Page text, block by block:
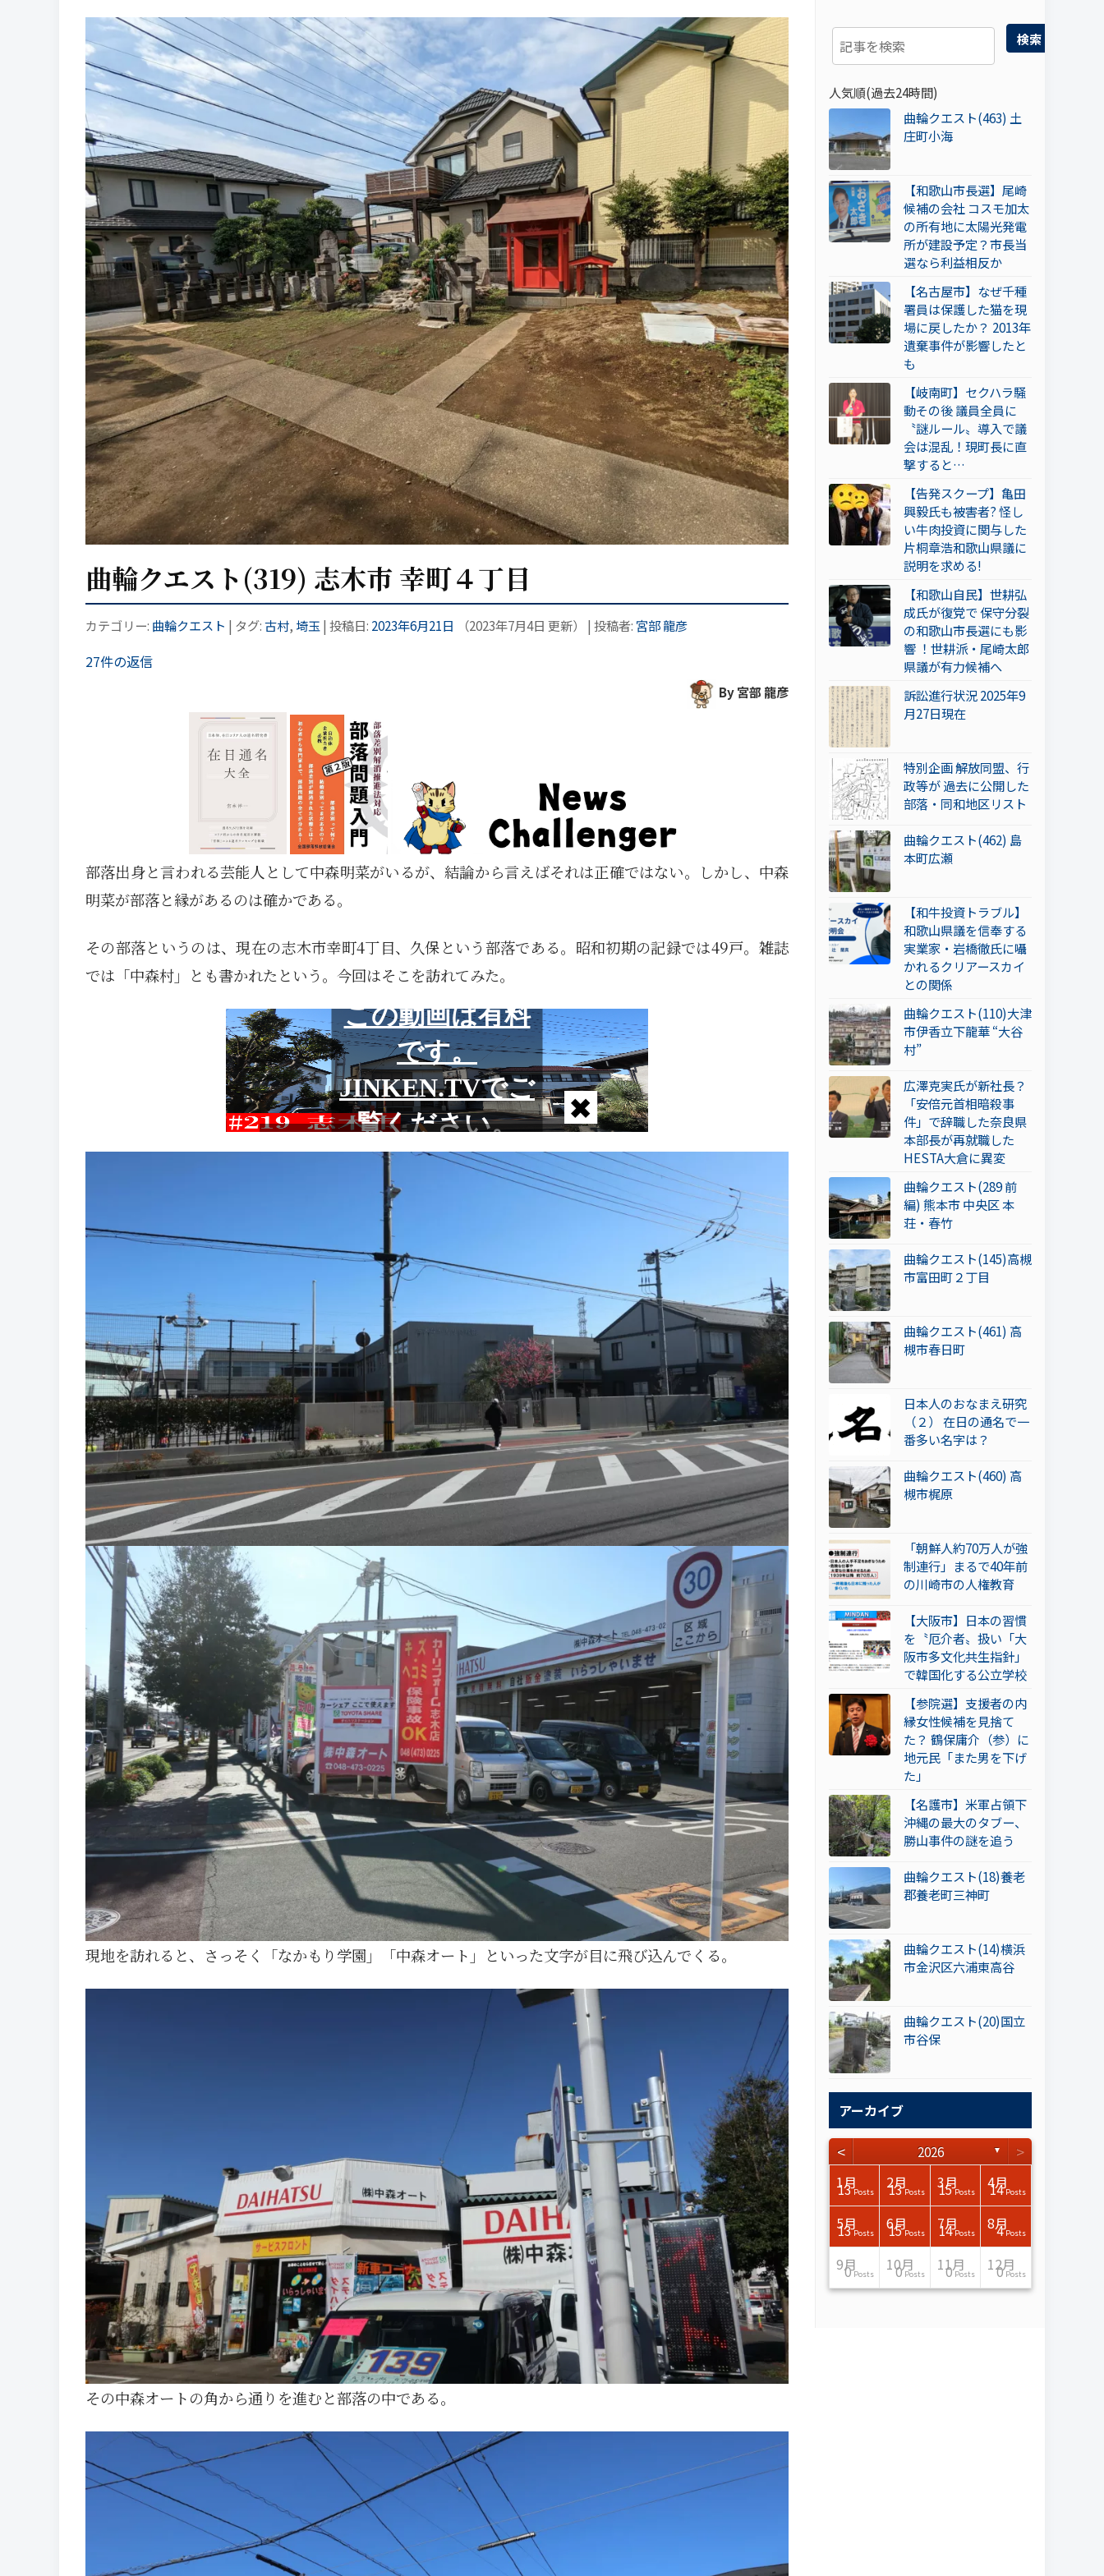
検索
人気順(過去24時間)
曲輪クエスト(463) 土
庄町小海
【和歌山市長選】尾崎
候補の会社 コスモ加太
の所有地に太陽光発電
所が建設予定？市長当
選なら利益相反か
【名古屋市】なぜ千種
署員は保護した猫を現
場に戻したか？ 2013年
遺棄事件が影響したと
も
【岐南町】セクハラ騒
動その後 議員全員に
〝謎ルール〟導入で議
会は混乱！現町長に直
撃すると…
【告発スクープ】亀田
興毅氏も被害者? 怪し
い牛肉投資に関与した
片桐章浩和歌山県議に
説明を求める!
【和歌山自民】世耕弘
成氏が復党で 保守分裂
の和歌山市長選にも影
響 ！世耕派・尾崎太郎
県議が有力候補へ
訴訟進行状況 2025年9
月27日現在
特別企画 解放同盟、行
政等が 過去に公開した
部落・同和地区リスト
曲輪クエスト(462) 島
本町広瀬
【和牛投資トラブル】
和歌山県議を信奉する
実業家・岩橋徹氏に囁
かれるクリアースカイ
との関係
曲輪クエスト(110)大津
市伊香立下龍華 “大谷
村”
広澤克実氏が新社長？
「安倍元首相暗殺事
件」で辞職した奈良県
本部長が再就職した
HESTA大倉に異変
曲輪クエスト(289 前
編) 熊本市 中央区 本
荘・春竹
曲輪クエスト(145)高槻
市富田町２丁目
曲輪クエスト(461) 高
槻市春日町
日本人のおなまえ研究
（２） 在日の通名で一
番多い名字は？
曲輪クエスト(460) 高
槻市梶原
「朝鮮人約70万人が強
制連行」まるで40年前
の川崎市の人権教育
【大阪市】日本の習慣
を〝厄介者〟扱い「大
阪市多文化共生指針」
で韓国化する公立学校
【参院選】支援者の内
縁女性候補を見捨て
た？ 鶴保庸介（参）に
地元民「また男を下げ
た」
【名護市】米軍占領下
沖縄の最大のタブー、
勝山事件の謎を追う
曲輪クエスト(18)養老
郡養老町三神町
曲輪クエスト(14)横浜
市金沢区六浦東高谷
曲輪クエスト(20)国立
市谷保
アーカイブ
< 2026 ▼ >
1月
13 Posts
2月
13 Posts
3月
15 Posts
4月
14 Posts
5月
13 Posts
6月
15 Posts
7月
14 Posts
8月
4 Posts
9月
0 Posts
10月
0 Posts
11月
0 Posts
12月
0 Posts
1月
13 Posts
2月
13 Posts
3月
15 Posts
4月
5月
12 Posts
6月
13 Posts
7月
15 Posts
8月
9月
15 Posts
10月
15 Posts
11月
13 Posts
12月
1月
12 Posts
2月
12 Posts
3月
17 Posts
4月
5月
14 Posts
6月
13 Posts
7月
16 Posts
8月
9月
13 Posts
10月
19 Posts
11月
16 Posts
12月
1月
13 Posts
2月
14 Posts
3月
17 Posts
4月
5月
11 Posts
6月
14 Posts
7月
13 Posts
8月
9月
16 Posts
10月
16 Posts
11月
13 Posts
12月
1月
11 Posts
2月
12 Posts
3月
14 Posts
4月
5月
12 Posts
6月
14 Posts
7月
16 Posts
8月
9月
16 Posts
10月
13 Posts
11月
13 Posts
12月
1月
11 Posts
2月
14 Posts
3月
14 Posts
4月
5月
14 Posts
6月
15 Posts
7月
15 Posts
8月
9月
14 Posts
10月
17 Posts
11月
13 Posts
12月
1月
12 Posts
2月
13 Posts
3月
15 Posts
4月
5月
12 Posts
6月
9 Posts
7月
12 Posts
8月
9月
13 Posts
10月
12 Posts
11月
13 Posts
12月
1月
11 Posts
2月
12 Posts
3月
14 Posts
4月
5月
11 Posts
6月
12 Posts
7月
15 Posts
8月
9月
12 Posts
10月
13 Posts
11月
14 Posts
12月
1月
10 Posts
2月
12 Posts
3月
12 Posts
4月
5月
11 Posts
6月
13 Posts
7月
13 Posts
8月
9月
12 Posts
10月
14 Posts
11月
13 Posts
12月
1月
9 Posts
2月
11 Posts
3月
14 Posts
4月
5月
11 Posts
6月
13 Posts
7月
13 Posts
8月
9月
13 Posts
10月
13 Posts
11月
13 Posts
12月
1月
11 Posts
2月
13 Posts
3月
15 Posts
4月
5月
7 Posts
6月
12 Posts
7月
13 Posts
8月
9月
12 Posts
10月
11 Posts
11月
13 Posts
12月
1月
0 Posts
2月
0 Posts
3月
1 Post
4月
5月
0 Posts
6月
0 Posts
7月
0 Posts
8月
9月
0 Posts
10月
0 Posts
11月
4 Posts
12月
1月
0 Posts
2月
2 Posts
3月
0 Posts
4月
5月
0 Posts
6月
1 Post
7月
0 Posts
8月
9月
0 Posts
10月
1 Post
11月
0 Posts
12月
1月
0 Posts
2月
1 Post
3月
0 Posts
4月
5月
2 Posts
6月
0 Posts
7月
0 Posts
8月
9月
4 Posts
10月
0 Posts
11月
1 Post
12月
1月
1 Post
2月
3 Posts
3月
3 Posts
4月
5月
2 Posts
6月
2 Posts
7月
2 Posts
8月
9月
1 Post
10月
7 Posts
11月
2 Posts
12月
1月
0 Posts
2月
0 Posts
3月
0 Posts
4月
5月
0 Posts
6月
0 Posts
7月
0 Posts
8月
9月
2 Posts
10月
2 Posts
11月
6 Posts
12月
1月
0 Posts
2月
0 Posts
3月
0 Posts
4月
5月
0 Posts
6月
0 Posts
7月
0 Posts
8月
9月
1 Post
10月
0 Posts
11月
0 Posts
12月
曲輪クエスト(319) 志木市 幸町４丁目
カテゴリー: 曲輪クエスト | タグ:古村, 埼玉 | 投稿日: 2023年6月21日 （2023年7月4日 更新） | 投稿者: 宮部 龍彦
27件の返信
By 宮部 龍彦
部落出身と言われる芸能人として中森明菜がいるが、結論から言えばそれは正確ではない。しかし、中森
明菜が部落と縁があるのは確かである。
その部落というのは、現在の志木市幸町4丁目、久保という部落である。昭和初期の記録では49戸。雑誌
では「中森村」とも書かれたという。今回はそこを訪れてみた。
現地を訪れると、さっそく「なかもり学園」「中森オート」といった文字が目に飛び込んでくる。
その中森オートの角から通りを進むと部落の中である。